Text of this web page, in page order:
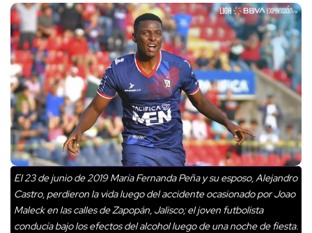
El 23 de junio de 2019 María Fernanda Peña y su esposo, Alejandro
Castro, perdieron la vida luego del accidente ocasionado por Joao
Maleck en las calles de Zapopán, Jalisco; el joven futbolista
conducía bajo los efectos del alcohol luego de una noche de fiesta.